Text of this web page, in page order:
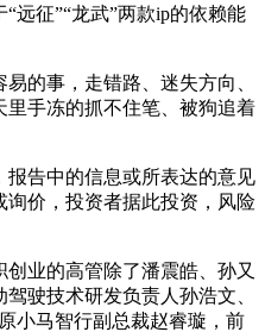
远征”“龙武”两款ip的依赖能
的事，走错路、迷失方向、
手冻的抓不住笔、被狗追着
告中的信息或所表达的意见
价，投资者据此投资，风险
业的高管除了潘震皓、孙又
驶技术研发负责人孙浩文、
小马智行副总裁赵睿璇，前